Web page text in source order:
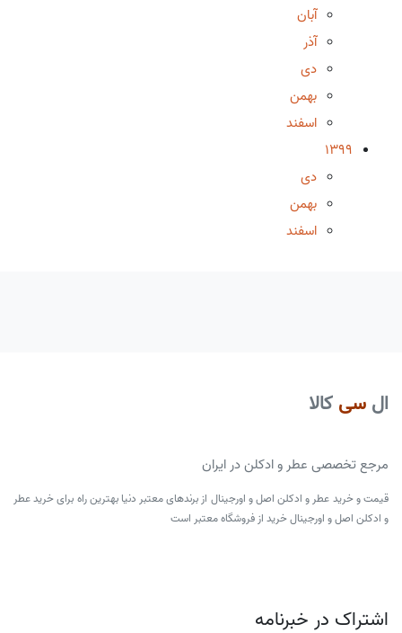
آبان
آذر
دی
بهمن
اسفند
1399
دی
بهمن
اسفند
ال سی کالا
مرجع تخصصی عطر و ادکلن در ایران
قیمت و خرید عطر و ادکلن اصل و اورجینال از برندهای معتبر دنیا بهترین راه برای خرید عطر
و ادکلن اصل و اورجینال خرید از فروشگاه معتبر است
اشتراک در خبرنامه